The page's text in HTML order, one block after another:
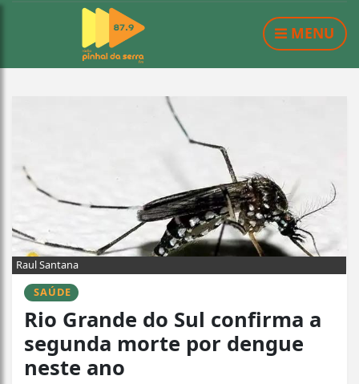
MENU
Raul Santana
SAÚDE
Rio Grande do Sul confirma a
segunda morte por dengue
neste ano